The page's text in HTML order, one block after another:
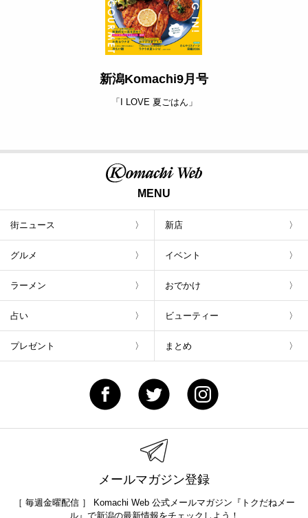
新潟Komachi9月号
「I LOVE 夏ごはん」
MENU
街ニュース 新店
グルメ イベント
ラーメン おでかけ
占い ビューティー
プレゼント まとめ
メールマガジン登録
［ 毎週金曜配信 ］ Komachi Web 公式メールマガジン『トクだねメー
ル』で新潟の最新情報をチェックしよう！